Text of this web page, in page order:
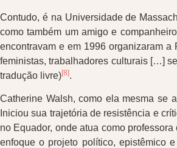
Contudo, é na Universidade de
como também um amigo e
encontravam e em 1996 organizaram
feministas, trabalhadores culturais […]
tradução livre)[8].
Catherine Walsh, como ela mesma se
Iniciou sua trajetória de resistência e
no Equador, onde atua como
enfoque o projeto político, epistêmico